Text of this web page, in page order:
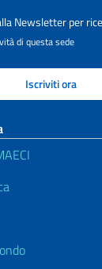
Newsletter per
di questa sede